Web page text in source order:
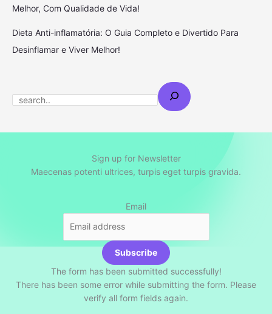
Melhor, Com Qualidade de Vida!
Dieta Anti-inflamatória: O Guia Completo e Divertido Para
Desinflamar e Viver Melhor!
e
Sign up for Newsletter
Maecenas potenti ultrices, turpis eget turpis gravida.
Email
Subscribe
The form has been submitted successfully!
There has been some error while submitting the form. Please
verify all form fields again.